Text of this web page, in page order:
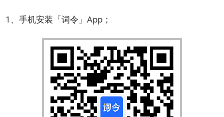
1、手机安装「词令」App；